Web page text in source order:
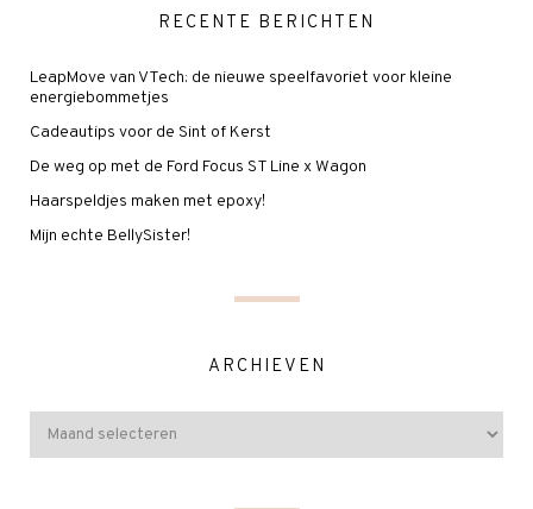
RECENTE BERICHTEN
LeapMove van VTech: de nieuwe speelfavoriet voor kleine
energiebommetjes
Cadeautips voor de Sint of Kerst
De weg op met de Ford Focus ST Line x Wagon
Haarspeldjes maken met epoxy!
Mijn echte BellySister!
ARCHIEVEN